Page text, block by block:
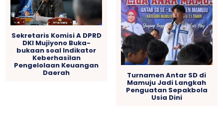
Sekretaris Komisi A DPRD
DKI Mujiyono Buka-
bukaan soal Indikator
Keberhasilan
Pengelolaan Keuangan
Daerah Turnamen Antar SD di
Mamuju Jadi Langkah
Penguatan Sepakbola
Usia Dini